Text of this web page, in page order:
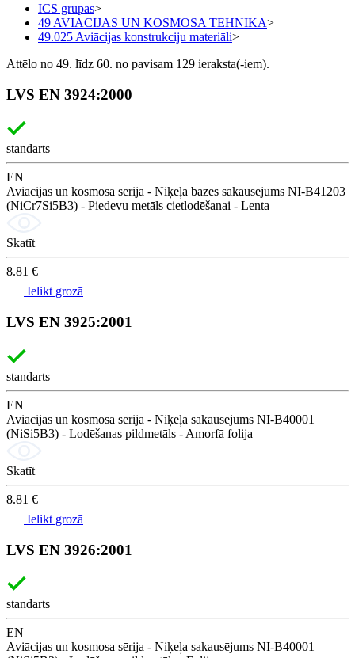
ICS grupas>
49 AVIĀCIJAS UN KOSMOSA TEHNIKA>
49.025 Aviācijas konstrukciju materiāli>
Attēlo no 49. līdz 60. no pavisam 129 ieraksta(-iem).
LVS EN 3924:2000
standarts
EN
Aviācijas un kosmosa sērija - Niķeļa bāzes sakausējums NI-B41203
(NiCr7Si5B3) - Piedevu metāls cietlodēšanai - Lenta
Skatīt
8.81 €
Ielikt grozā
LVS EN 3925:2001
standarts
EN
Aviācijas un kosmosa sērija - Niķeļa sakausējums NI-B40001
(NiSi5B3) - Lodēšanas pildmetāls - Amorfā folija
Skatīt
8.81 €
Ielikt grozā
LVS EN 3926:2001
standarts
EN
Aviācijas un kosmosa sērija - Niķeļa sakausējums NI-B40001